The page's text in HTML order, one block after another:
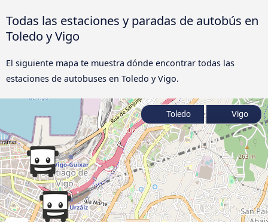
Todas las estaciones y paradas de autobús en
Toledo y Vigo
El siguiente mapa te muestra dónde encontrar todas las
estaciones de autobuses en Toledo y Vigo.
Toledo Vigo